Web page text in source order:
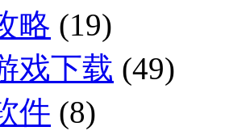
略 (19)
戏下载 (49)
件 (8)